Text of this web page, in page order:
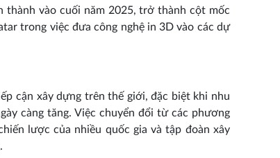
thành vào cuối năm 2025, trở thành cột mốc
trong việc đưa công nghệ in 3D vào các dự
cận xây dựng trên thế giới, đặc biệt khi nhu
càng tăng. Việc chuyển đổi từ các phương
lược của nhiều quốc gia và tập đoàn xây